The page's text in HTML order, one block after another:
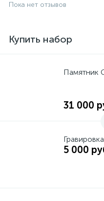
Пока нет отзывов
Купить набор
Памятник
31 000
5 000